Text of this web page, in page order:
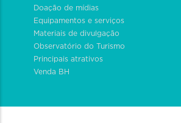
Doação de mídias
Equipamentos e serviços
Materiais de divulgação
Observatório do Turismo
Principais atrativos
Venda BH